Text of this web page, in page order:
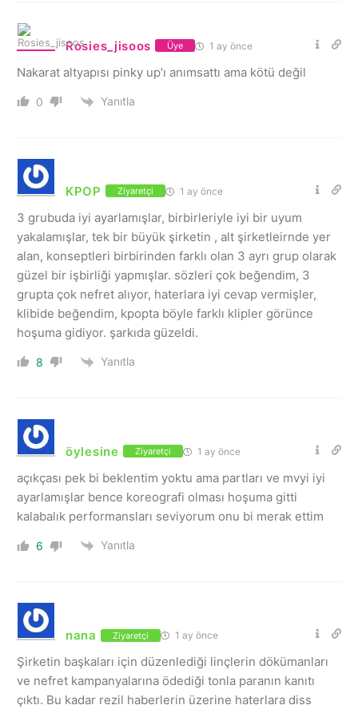
Rosies_jisoos Üye 1 ay önce
Nakarat altyapısı pinky up’ı anımsattı ama kötü değil
0 Yanıtla
KPOP Ziyaretçi 1 ay önce
3 grubuda iyi ayarlamışlar, birbirleriyle iyi bir uyum
yakalamışlar, tek bir büyük şirketin , alt şirketleirnde yer
alan, konseptleri birbirinden farklı olan 3 ayrı grup olarak
güzel bir işbirliği yapmışlar. sözleri çok beğendim, 3
grupta çok nefret alıyor, haterlara iyi cevap vermişler,
klibide beğendim, kpopta böyle farklı klipler görünce
hoşuma gidiyor. şarkıda güzeldi.
8 Yanıtla
öylesine Ziyaretçi 1 ay önce
açıkçası pek bi beklentim yoktu ama partları ve mvyi iyi
ayarlamışlar bence koreografi olması hoşuma gitti
kalabalık performansları seviyorum onu bi merak ettim
6 Yanıtla
nana Ziyaretçi 1 ay önce
Şirketin başkaları için düzenlediği linçlerin dökümanları
ve nefret kampanyalarına ödediği tonla paranın kanıtı
çıktı. Bu kadar rezil haberlerin üzerine haterlara diss